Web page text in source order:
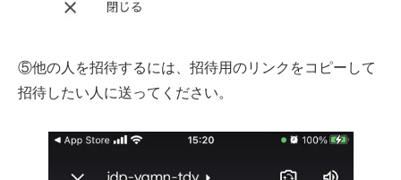
⑤他の人を招待するには、招待用のリンクをコピーして
招待したい人に送ってください。